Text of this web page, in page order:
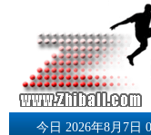
今日 2026年8月7日